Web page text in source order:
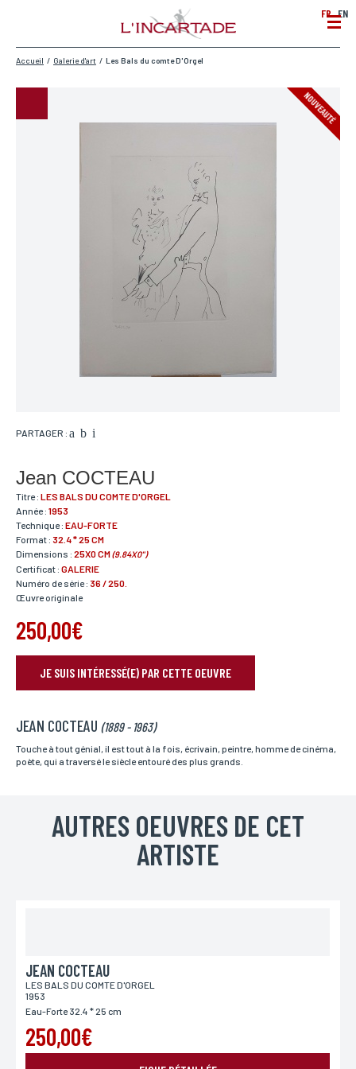
FR EN
Accueil / Galerie d'art / Les Bals du comte D'Orgel
NOUVEAUTÉ
PARTAGER :
Jean COCTEAU
Titre : LES BALS DU COMTE D'ORGEL
Année : 1953
Technique : EAU-FORTE
Format : 32.4 * 25 CM
Dimensions : 25X0 CM(9.84X0")
Certificat : GALERIE
Numéro de série : 36 / 250.
Œuvre originale
250,00€
JE SUIS INTÉRESSÉ(E) PAR CETTE OEUVRE
RÉSERVER VOTRE OEUVRE
Nom*
vous pouvez nous laisser vos nom et prénom.
Si vous souhaitez recevoir une réponse personnalisée,
vous pouvez nous laisser vos nom et prénom.
Téléphone
Si vous préférez que l’on vous contacte par téléphone,
vous pouvez indiquer votre numéro.
JEAN COCTEAU (1889 - 1963)
Touche à tout génial, il est tout à la fois, écrivain, peintre, homme de cinéma,
poète, qui a traversé le siècle entouré des plus grands.
AUTRES OEUVRES DE CET
ARTISTE
JEAN COCTEAU
LES BALS DU COMTE D'ORGEL
1953
Eau-Forte 32.4 * 25 cm
250,00€